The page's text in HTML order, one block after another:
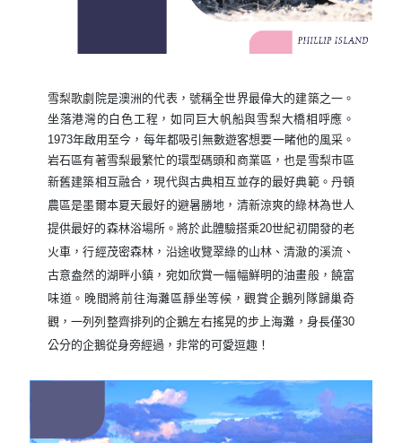
雪梨歌劇院是澳洲的代表，號稱全世界最偉大的建築之一。
坐落港灣的白色工程，如同巨大帆船與雪梨大橋相呼應。
1973年啟用至今，每年都吸引無數遊客想要一睹他的風采。
岩石區有著雪梨最繁忙的環型碼頭和商業區，也是雪梨市區
新舊建築相互融合，現代與古典相互並存的最好典範。 丹頓
農區是墨爾本夏天最好的避暑勝地，清新涼爽的綠林為世人
提供最好的森林浴場所。將於此體驗搭乘20世紀初開發的老
火車，行經茂密森林，沿途收覽翠綠的山林、清澈的溪流、
古意盎然的湖畔小鎮，宛如欣賞一幅幅鮮明的油畫般，饒富
味道。晚間將前往海灘區靜坐等候，觀賞企鵝列隊歸巢奇
觀，一列列整齊排列的企鵝左右搖晃的步上海灘，身長僅30
公分的企鵝從身旁經過，非常的可愛逗趣！